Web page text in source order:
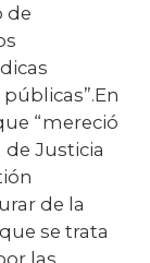
de
“mereció
de Justicia
de la
se trata
las